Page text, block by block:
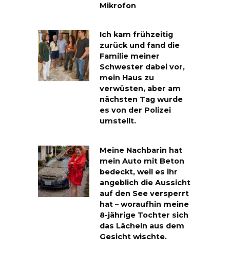
Mikrofon
Ich kam frühzeitig
zurück und fand die
Familie meiner
Schwester dabei vor,
mein Haus zu
verwüsten, aber am
nächsten Tag wurde
es von der Polizei
umstellt.
Meine Nachbarin hat
mein Auto mit Beton
bedeckt, weil es ihr
angeblich die Aussicht
auf den See versperrt
hat – woraufhin meine
8-jährige Tochter sich
das Lächeln aus dem
Gesicht wischte.